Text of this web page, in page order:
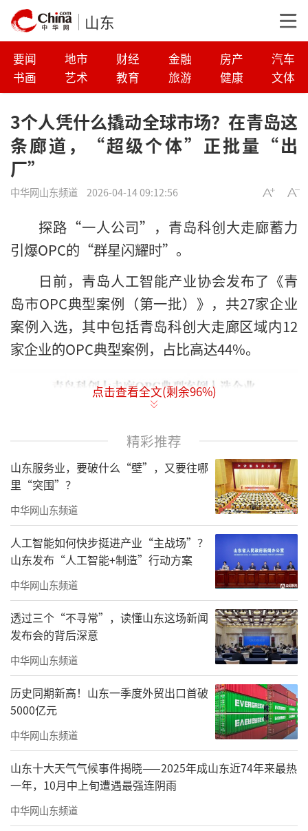
山东
要闻 地市 财经 金融 房产
汽车
书画
艺术 教育 旅游 健康 文体
3个人凭什么撬动全球市场？在青岛这
条廊道，“超级个体”正批量“出
厂”
中华网山东频道 2026-04-14 09:12:56
探路“一人公司”，青岛科创大走廊蓄力
引爆OPC的“群星闪耀时”。
日前，青岛人工智能产业协会发布了《青
岛市OPC典型案例（第一批）》，共27家企业
案例入选，其中包括青岛科创大走廊区域内12
家企业的OPC典型案例，占比高达44%。
OPC，One Person Company——单人或
极小团队借助AI工具创办的创业模式，正从硅谷
预言加速变为青岛现实。它不仅是技术层面的
革新，更是生产力组织形式的深刻变革。而当
将这12家企业放在科创大走廊中审视时，会发
点击查看全文(剩余96%)
精彩推荐
山东服务业，要破什么“壁”，又要往哪
里“突围”？
中华网山东频道
人工智能如何快步挺进产业“主战场”？
山东发布“人工智能+制造”行动方案
中华网山东频道
透过三个“不寻常”，读懂山东这场新闻
发布会的背后深意
中华网山东频道
历史同期新高！山东一季度外贸出口首破
5000亿元
中华网山东频道
山东十大天气气候事件揭晓——2025年成山东近74年来最热
一年，10月中上旬遭遇最强连阴雨
中华网山东频道